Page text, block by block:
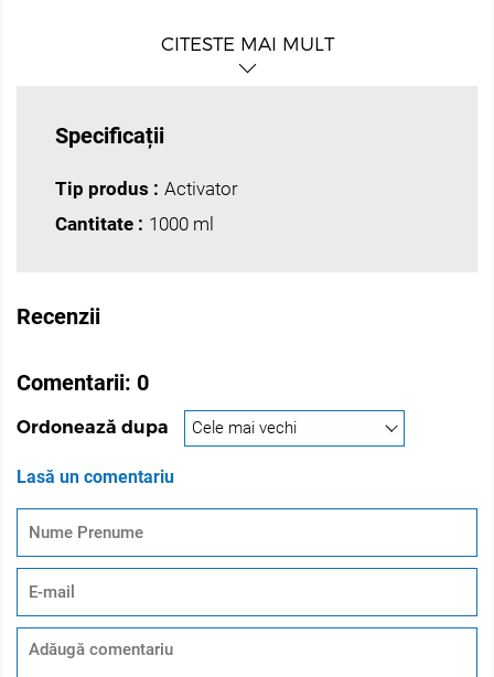
CITESTE MAI MULT
Specificații
Tip produs : Activator
Cantitate : 1000 ml
Recenzii
Comentarii: 0
Ordonează dupa
Lasă un comentariu